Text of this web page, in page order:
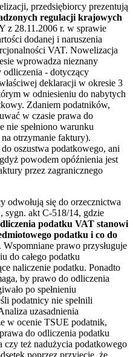
przedsiębiorcy prezentują
regulacji krajowych
z 28.11.2006 r. w sprawie
dodanej i naruszenia
VAT. Nowelizacja
wprowadza nieznany
- dotyczący
deklaracji w okresie 3
w odniesieniu do nabytych
Zdaniem podatników,
w czasie prawa do
nie spełniono warunku
otrzymanie faktury).
oszustwa podatkowego, ani
powodem opóźnienia jest
przez zagranicznego
odwołują się do orzecznictwa
sygn. akt C-518/14, gdzie
podatku VAT stanowi
podatku i co do
. Wspomniane prawo przysługuje
do całego podatku
naliczenie podatku. Ponadto
by prawo do odliczenia
po spełnieniu
podatnicy nie spełnili
uzasadnienia
w ocenie TSUE podatnik,
do odliczenia podatku
czy też nadużycia podatkowego
poprzez przyjęcie, że